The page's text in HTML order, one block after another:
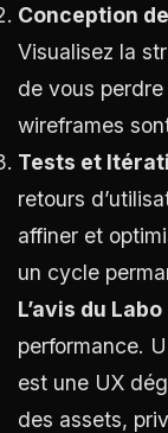
Conception
Visualisez la
de vous
wireframes
Tests et
retours
affiner et
un cycle
L’avis du Labo
performance.
est une UX
des assets,